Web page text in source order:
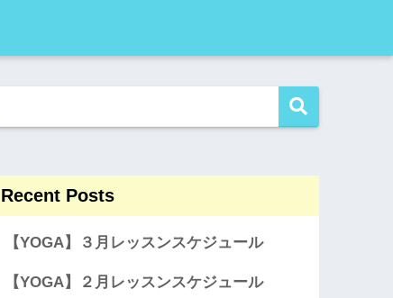
Recent Posts
【YOGA】３月レッスンスケジュール
【YOGA】２月レッスンスケジュール